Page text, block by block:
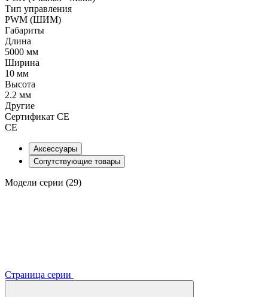
Тип управления
PWM (ШИМ)
Габариты
Длина
5000 мм
Ширина
10 мм
Высота
2.2 мм
Другие
Сертификат CE
CE
Аксессуары
Сопутствующие товары
Модели серии (29)
Страница серии